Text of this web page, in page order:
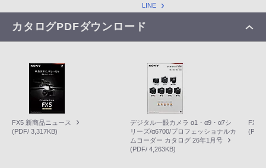
LINE
カタログPDFダウンロード
FX5 新商品ニュース
(PDF/ 3,317KB)
デジタル一眼カメラ α1・α9・α7シ
リーズ/α6700/プロフェッショナルカ
ムコーダー カタログ 26年1月号
(PDF/ 4,263KB)
FX2